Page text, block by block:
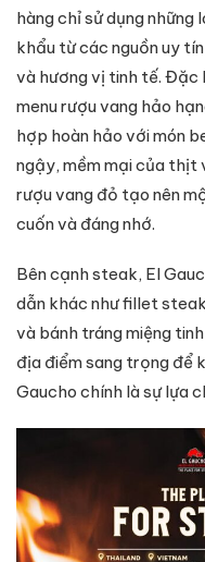
hàng chỉ sử dụng
khẩu từ các nguồn uy
và hương vị tinh tế. Đặc
menu rượu vang hảo
hợp hoàn hảo với món
ngậy, mềm mại của thịt
rượu vang đỏ tạo nên
cuốn và đáng nhớ.
Bên cạnh steak, El
dẫn khác như fillet
và bánh tráng miệng
địa điểm sang trọng để
Gaucho chính là sự lựa